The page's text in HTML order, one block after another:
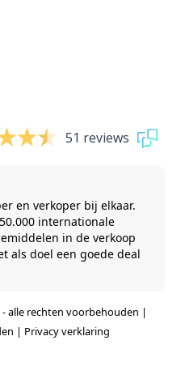
51 reviews
en verkoper bij elkaar.
internationale
in de verkoop
als doel een goede deal
alle rechten voorbehouden |
| Privacy verklaring